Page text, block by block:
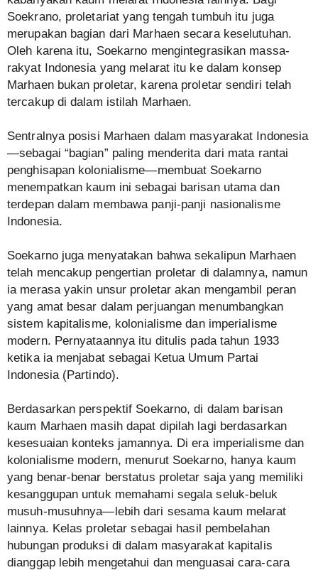
Soekrano, proletariat yang tengah tumbuh itu juga
merupakan bagian dari Marhaen secara keselutuhan.
Oleh karena itu, Soekarno mengintegrasikan massa-
rakyat Indonesia yang melarat itu ke dalam konsep
Marhaen bukan proletar, karena proletar sendiri telah
tercakup di dalam istilah Marhaen.
Sentralnya posisi Marhaen dalam masyarakat Indonesia
—sebagai “bagian” paling menderita dari mata rantai
penghisapan kolonialisme—membuat Soekarno
menempatkan kaum ini sebagai barisan utama dan
terdepan dalam membawa panji-panji nasionalisme
Indonesia.
Soekarno juga menyatakan bahwa sekalipun Marhaen
telah mencakup pengertian proletar di dalamnya, namun
ia merasa yakin unsur proletar akan mengambil peran
yang amat besar dalam perjuangan menumbangkan
sistem kapitalisme, kolonialisme dan imperialisme
modern. Pernyataannya itu ditulis pada tahun 1933
ketika ia menjabat sebagai Ketua Umum Partai
Indonesia (Partindo).
Berdasarkan perspektif Soekarno, di dalam barisan
kaum Marhaen masih dapat dipilah lagi berdasarkan
kesesuaian konteks jamannya. Di era imperialisme dan
kolonialisme modern, menurut Soekarno, hanya kaum
yang benar-benar berstatus proletar saja yang memiliki
kesanggupan untuk memahami segala seluk-beluk
musuh-musuhnya—lebih dari sesama kaum melarat
lainnya. Kelas proletar sebagai hasil pembelahan
hubungan produksi di dalam masyarakat kapitalis
dianggap lebih mengetahui dan menguasai cara-cara